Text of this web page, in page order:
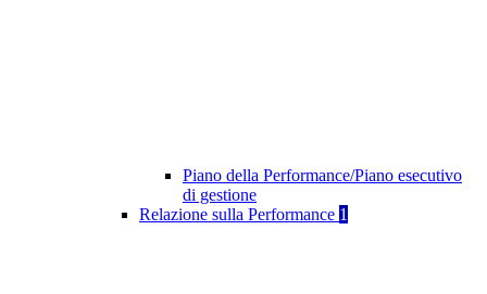
Piano della Performance/Piano esecutivo
di gestione
Relazione sulla Performance 1